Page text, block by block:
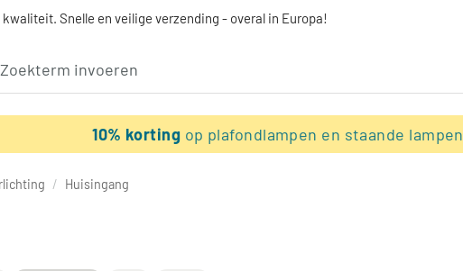
Snelle en veilige verzending - overal in Europa!
10% korting op plafondlampen en staande lampen
/ Huisingang